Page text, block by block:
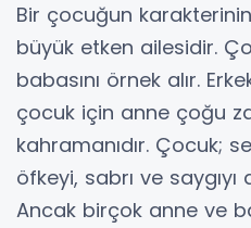
Bir çocuğun
büyük etken ailesidir.
babasını örnek alır.
çocuk için anne çoğu
kahramanıdır. Çocuk;
öfkeyi, sabrı ve
Ancak birçok anne ve